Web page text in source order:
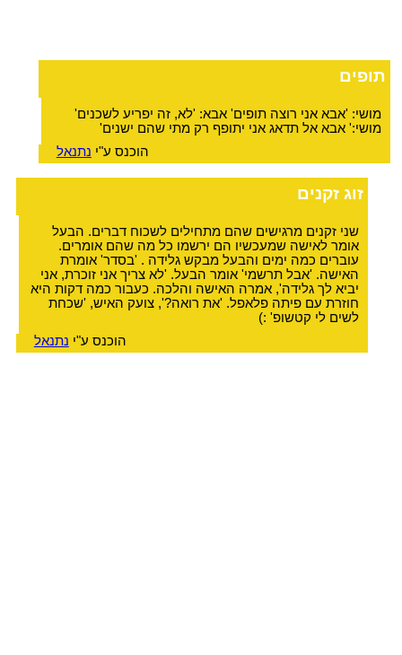
תופים
מושי: 'אבא אני רוצה תופים' אבא: 'לא, זה יפריע לשכנים'
מושי:' אבא אל תדאג אני יתופף רק מתי שהם ישנים'
הוכנס ע"י נתנאל
זוג זקנים
שני זקנים מרגישים שהם מתחילים לשכוח דברים. הבעל
אומר לאישה שמעכשיו הם ירשמו כל מה שהם אומרים.
עוברים כמה ימים והבעל מבקש גלידה . 'בסדר' אומרת
האישה. 'אבל תרשמי' אומר הבעל. 'לא צריך אני זוכרת, אני
יביא לך גלידה', אמרה האישה והלכה. כעבור כמה דקות היא
חוזרת עם פיתה פלאפל. 'את רואה?', צועק האיש, 'שכחת
לשים לי קטשופ' :)
הוכנס ע"י נתנאל